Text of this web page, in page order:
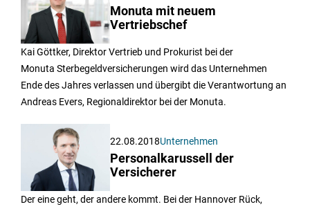
Monuta mit neuem
Vertriebschef
Kai Göttker, Direktor Vertrieb und Prokurist bei der
Monuta Sterbegeldversicherungen wird das Unternehmen
Ende des Jahres verlassen und übergibt die Verantwortung an
Andreas Evers, Regionaldirektor bei der Monuta.
22.08.2018Unternehmen
Personalkarussell der
Versicherer
Der eine geht, der andere kommt. Bei der Hannover Rück,